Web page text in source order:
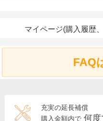
マイページ(購入履歴
FAQ
充実の延長補償
購入金額内で 何度